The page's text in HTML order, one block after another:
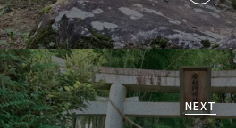
シ
ョ
ン
NEXT